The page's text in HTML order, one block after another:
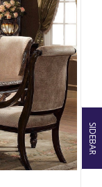
SIDEBAR